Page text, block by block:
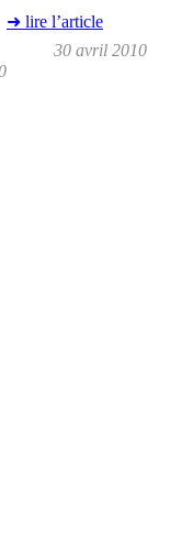
➜ lire l’article
30 avril 2010